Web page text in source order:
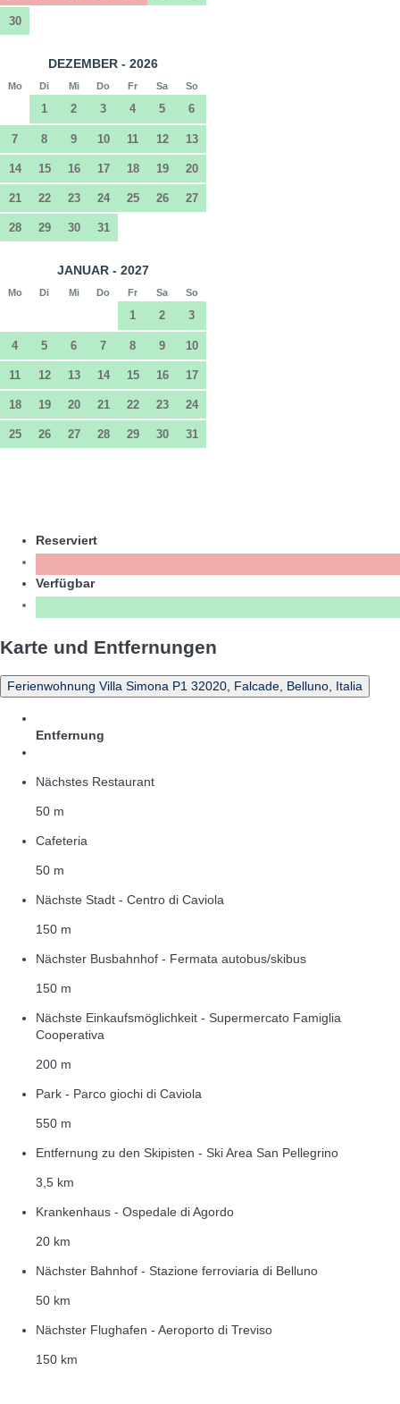
30
DEZEMBER - 2026
Mo Di Mi Do Fr Sa So
1 2 3 4 5 6
7 8 9 10 11 12 13
14 15 16 17 18 19 20
21 22 23 24 25 26 27
28 29 30 31
JANUAR - 2027
Mo Di Mi Do Fr Sa So
1 2 3
4 5 6 7 8 9 10
11 12 13 14 15 16 17
18 19 20 21 22 23 24
25 26 27 28 29 30 31
Reserviert
Verfügbar
Karte und Entfernungen
Ferienwohnung Villa Simona P1 32020, Falcade, Belluno, Italia
Entfernung
Nächstes Restaurant
50 m
Cafeteria
50 m
Nächste Stadt - Centro di Caviola
150 m
Nächster Busbahnhof - Fermata autobus/skibus
150 m
Nächste Einkaufsmöglichkeit - Supermercato Famiglia
Cooperativa
200 m
Park - Parco giochi di Caviola
550 m
Entfernung zu den Skipisten - Ski Area San Pellegrino
3,5 km
Krankenhaus - Ospedale di Agordo
20 km
Nächster Bahnhof - Stazione ferroviaria di Belluno
50 km
Nächster Flughafen - Aeroporto di Treviso
150 km